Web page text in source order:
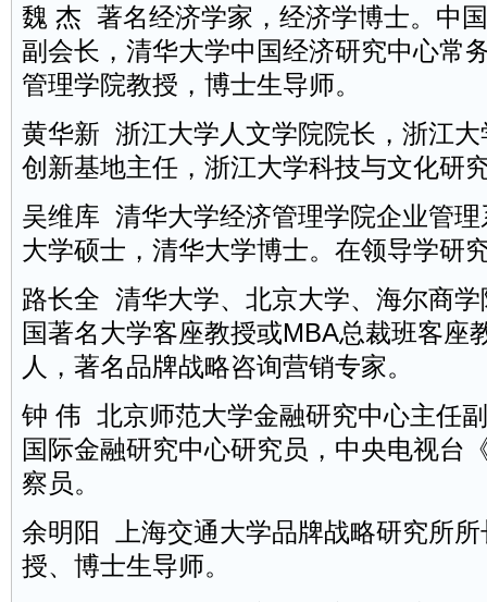
魏 杰 著名经济学家，经济学博士。中
副会长，清华大学中国经济研究中心常
管理学院教授，博士生导师。
黄华新 浙江大学人文学院院长，浙江
创新基地主任，浙江大学科技与文化研
吴维库 清华大学经济管理学院企业管
大学硕士，清华大学博士。在领导学研
路长全 清华大学、北京大学、海尔商
国著名大学客座教授或MBA总裁班客座
人，著名品牌战略咨询营销专家。
钟 伟 北京师范大学金融研究中心主任
国际金融研究中心研究员，中央电视台
察员。
余明阳 上海交通大学品牌战略研究所
授、博士生导师。